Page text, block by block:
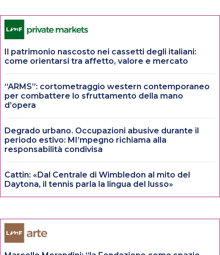
Il patrimonio nascosto nei cassetti degli italiani:
come orientarsi tra affetto, valore e mercato
“ARMS”: cortometraggio western contemporaneo
per combattere lo sfruttamento della mano
d’opera
Degrado urbano. Occupazioni abusive durante il
periodo estivo: MI’mpegno richiama alla
responsabilità condivisa
Cattin: «Dal Centrale di Wimbledon al mito del
Daytona, il tennis parla la lingua del lusso»